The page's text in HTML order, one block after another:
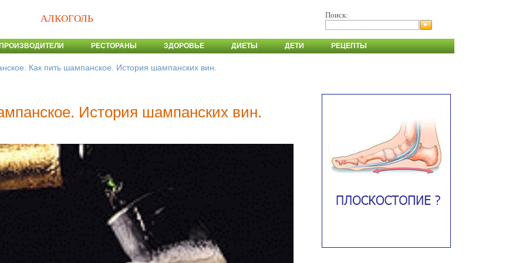
АЛКОГОЛЬ Поиск:
РЕСТОРАНЫ ЗДОРОВЬЕ ДИЕТЫ ДЕТИ РЕЦЕПТЫ
Как пить шампанское. История шампанских вин.
История шампанских вин.